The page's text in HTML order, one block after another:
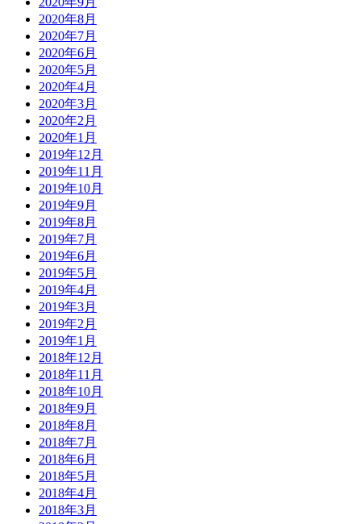
2020年8月
2020年7月
2020年6月
2020年5月
2020年4月
2020年3月
2020年2月
2020年1月
2019年12月
2019年11月
2019年10月
2019年9月
2019年8月
2019年7月
2019年6月
2019年5月
2019年4月
2019年3月
2019年2月
2019年1月
2018年12月
2018年11月
2018年10月
2018年9月
2018年8月
2018年7月
2018年6月
2018年5月
2018年4月
2018年3月